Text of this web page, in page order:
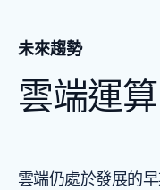
未來趨勢
雲端運
雲端仍處於發展的